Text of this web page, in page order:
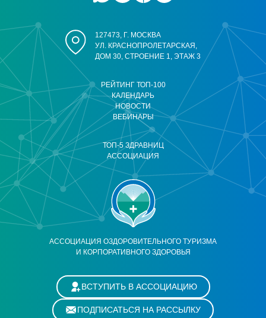
АССОЦИАЦИЯ ОЗДОРОВИТЕЛЬНОГО ТУРИЗМА
И КОРПОРАТИВНОГО ЗДОРОВЬЯ
РЕЙТИНГ ТОП-100
КАЛЕНДАРЬ
НОВОСТИ
ВЕБИНАРЫ
ТОП-5 ЗДРАВНИЦ
АССОЦИАЦИЯ
127473, Г. МОСКВА
УЛ. КРАСНОПРОЛЕТАРСКАЯ,
ДОМ 30, СТРОЕНИЕ 1, ЭТАЖ 3
ВСТУПИТЬ В АССОЦИАЦИЮ
ПОДПИСАТЬСЯ НА РАССЫЛКУ